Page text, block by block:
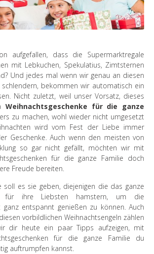
aufgefallen, dass die Supermarktregale
mit Lebkuchen, Spekulatius, Zimtsternen
Und jedes mal wenn wir genau an diesen
schlendern, bekommen wir automatisch ein
Nicht zuletzt, weil unser Vorsatz, dieses
Weihnachtsgeschenke für die ganze
zu machen, wohl wieder nicht umgesetzt
wird vom Fest der Liebe immer
Geschenke. Auch wenn den meisten von
so gar nicht gefällt, möchten wir mit
für die ganze Familie doch
Freude bereiten.
soll es sie geben, diejenigen die das ganze
für ihre Liebsten hamstern, um die
ganz entspannt genießen zu können. Auch
vorbildlichen Weihnachtsengeln zählen
dir heute ein paar Tipps aufzeigen, mit
für die ganze Familie du
auftrumpfen kannst.